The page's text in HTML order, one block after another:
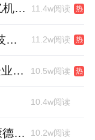
家居卖场首单！居然之家24亿机构间REITs获深交所无异议函 11.4w阅读 热
名家汇拟2.6亿元参股至誉科技，跨界布局工业级固态存储 11.2w阅读 热
藏在家居供应链深处，这家企业正在悄悄转型 10.5w阅读 热
10.4w阅读
从“市梦率”到“硬实力”：药明康德如何用业绩填平2021年估值鸿沟？ 10.2w阅读